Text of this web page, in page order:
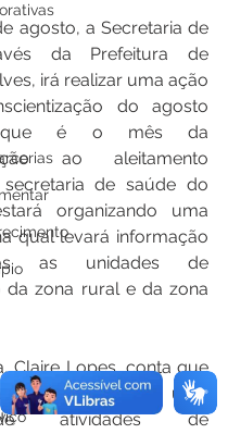
agosto, a Secretaria de
da Prefeitura de
irá realizar uma ação
do agosto
que é o mês da
ao aleitamento
de saúde do
organizando uma
qual levará informação
as unidades de
da zona rural e da zona
Claire Lopes, conta que
de saúde realiza uma
atividades de